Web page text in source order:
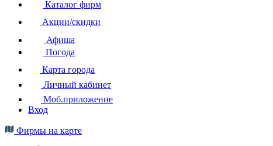
Каталог фирм
Акции/скидки
Афиша
Погода
Карта города
Личный кабинет
Моб.приложение
Вход
Фирмы на карте